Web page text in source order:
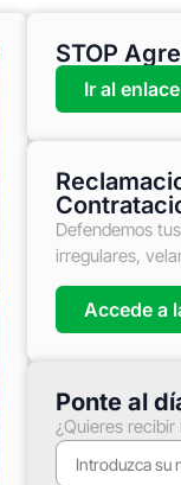
STOP
Ir al enlace
Defendemos
irregulares,
Accede a
Ponte al
¿Quieres